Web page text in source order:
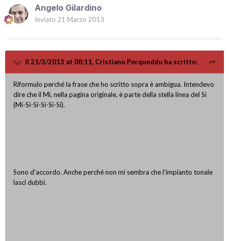
Angelo Gilardino
Inviato 21 Marzo 2013
Il 21/3/2013 at 08:11, Cristiano Porqueddu ha scritto:
Riformulo perché la frase che ho scritto sopra è ambigua. Intendevo
dire che il Mi, nella pagina originale, è parte della stella linea del Si
(Mi-Si-Si-Si-Si-Si).
Sono d'accordo. Anche perché non mi sembra che l'impianto tonale
lasci dubbi.